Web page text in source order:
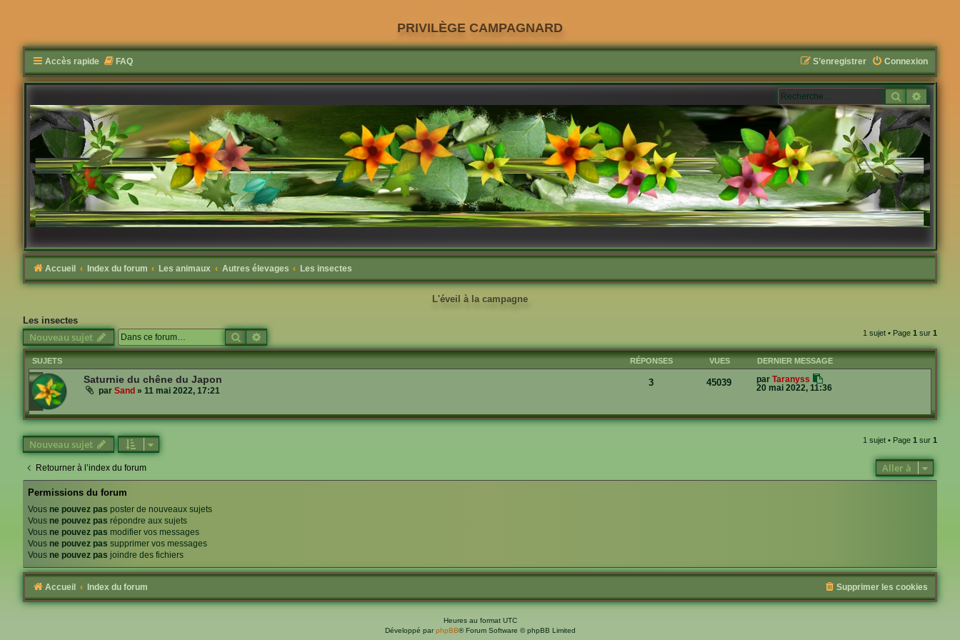
PRIVILÈGE CAMPAGNARD
Accès rapide FAQ Connexion
S’enregistrer
Rechercher
Accueil Index du forum Les animaux Autres élevages Les insectes
L'éveil à la campagne
Les insectes
Nouveau sujet Rechercher 1 sujet • Page 1 sur 1
SUJETS RÉPONSES VUES DERNIER MESSAGE
Saturnie du chêne du Japon
par Sand » 11 mai 2022, 17:21
3 45039 par Taranyss
20 mai 2022, 11:36
Nouveau sujet 1 sujet • Page 1 sur 1
Retourner à l’index du forum Aller à
Permissions du forum
Vous ne pouvez pas poster de nouveaux sujets
Vous ne pouvez pas répondre aux sujets
Vous ne pouvez pas modifier vos messages
Vous ne pouvez pas supprimer vos messages
Vous ne pouvez pas joindre des fichiers
Accueil Index du forum Supprimer les cookies
Heures au format UTC
Développé par phpBB® Forum Software © phpBB Limited